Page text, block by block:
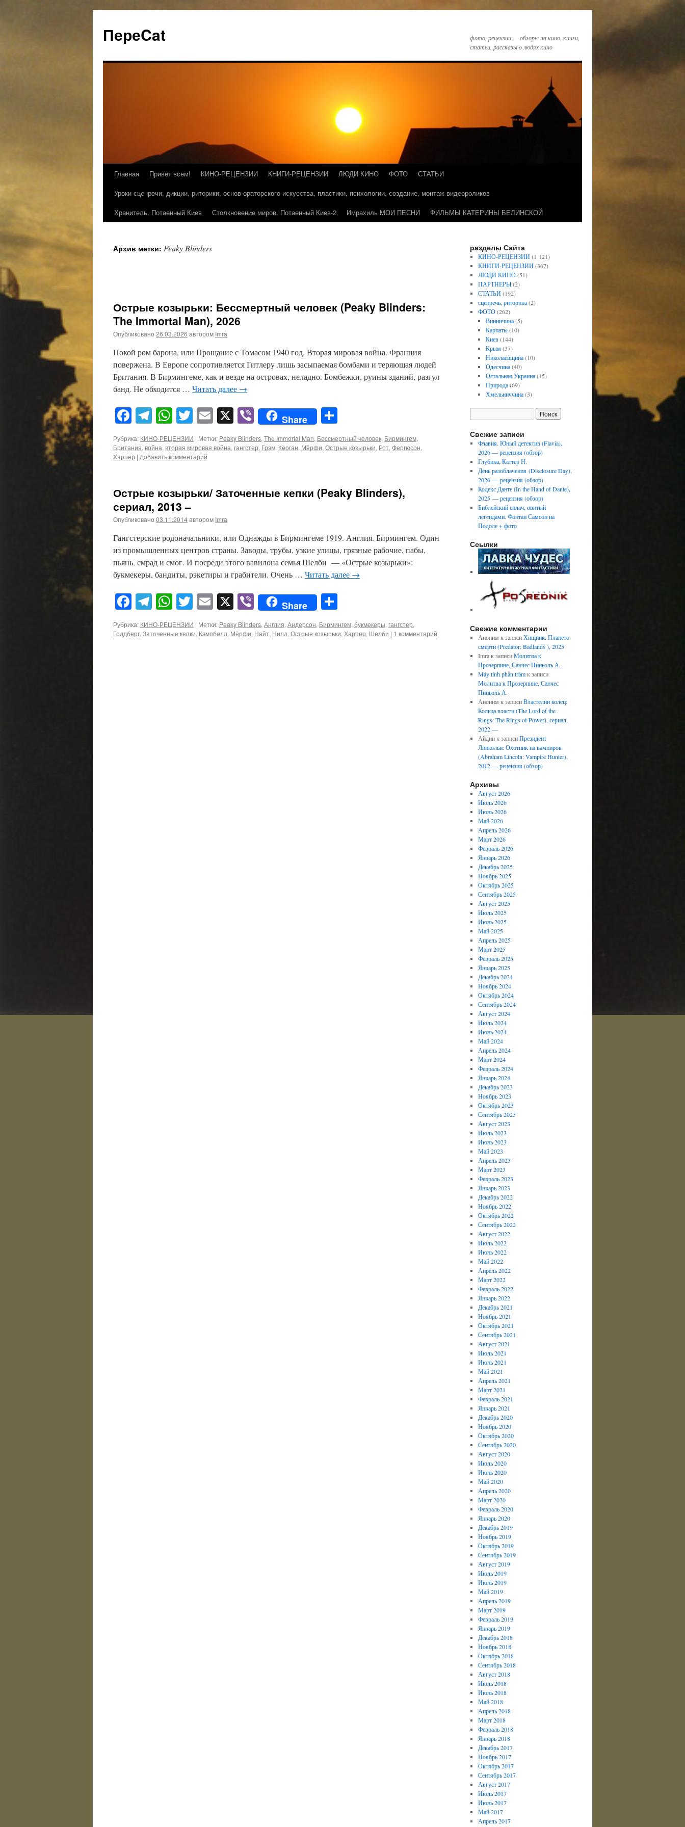
ПереCat
фото, рецензии — обзоры на кино, книги,
статьи, рассказы о людях кино
Главная Привет всем! КИНО-РЕЦЕНЗИИ КНИГИ-РЕЦЕНЗИИ ЛЮДИ КИНО ФОТО
СТАТЬИ
Уроки сценречи, дикции, риторики, основ ораторского искусства, пластики, психологии, создание, монтаж видеороликов
Хранитель. Потаенный Киев
Столкновение миров. Потаенный Киев-2 Имрахиль МОИ ПЕСНИ ФИЛЬМЫ КАТЕРИНЫ БЕЛИНСКОЙ
Архив метки: Peaky Blinders
Острые козырьки: Бессмертный человек (Peaky Blinders:
The Immortal Man), 2026
Опубликовано 26.03.2026 автором Imra
Покой ром барона, или Прощание с Томасом 1940 год. Вторая мировая война. Франция
повержена. В Европе сопротивляется Гитлеру лишь засыпаемая бомбами и теряющая людей
Британия. В Бирмингеме, как и везде на островах, неладно. Бомбежки, руины зданий, разгул
банд. Не обходится … Читать далее →
Facebook
Telegram
WhatsApp
Twitter
Email
X ViberShare
Рубрика: КИНО-РЕЦЕНЗИИ | Метки: Peaky Blinders,The Immortal Man, Бессмертный человек, Бирмингем,
Британия,война,вторая мировая война,гангстер, Грэм, Кеоган, Мёрфи,Острые козырьки, Рот,Фергюсон,
Харпер | Добавить комментарий
Острые козырьки/ Заточенные кепки (Peaky Blinders),
сериал, 2013 –
Опубликовано 03.11.2014автором Imra
Гангстерские родоначальники, или Однажды в Бирмингеме 1919. Англия. Бирмингем. Один
из промышленных центров страны. Заводы, трубы, узкие улицы, грязные рабочие, пабы,
пьянь, смрад и смог. И посреди этого вавилона семья Шелби — «Острые козырьки»:
букмекеры, бандиты, рэкетиры и грабители. Очень … Читать далее →
Facebook
Telegram
WhatsApp
Twitter
Email
X ViberShare
Рубрика: КИНО-РЕЦЕНЗИИ | Метки: Peaky Blinders, Англия, Андерсон, Бирмингем, букмекеры, гангстер,
Голдберг, Заточенные кепки, Кэмпбелл, Мёрфи, Найт, Нилл, Острые козырьки, Харпер, Шелби | 1 комментарий
разделы Сайта
КИНО-РЕЦЕНЗИИ(1 121)
КНИГИ-РЕЦЕНЗИИ(367)
ЛЮДИ КИНО(51)
ПАРТНЕРЫ(2)
СТАТЬИ(192)
сценречь, риторика(2)
ФОТО(262)
Винничина(5)
Карпаты(10)
Киев(144)
Крым(37)
Николаевщина(10)
Одесчина(40)
Остальная Украина(15)
Природа(69)
Хмельниччина(3)
Свежие записи
Флавия. Юный детектив (Flavia),
2026 — рецензия (обзор)
Глубина, Каттер Н.
День разоблачения (Disclosure Day),
2026 — рецензия (обзор)
Кодекс Данте (In the Hand of Dante),
2025 — рецензия (обзор)
Библейский силач, овитый
легендами. Фонтан Самсон на
Подоле + фото
Ссылки
Свежие комментарии
Аноним к записиХищник: Планета
смерти (Predator: Badlands ), 2025
Imraк записиМолитва к
Прозерпине, Санчес Пиньоль А.
Máy tính phần trămк записи
Молитва к Прозерпине, Санчес
Пиньоль А.
Аноним к записиВластелин колец:
Кольца власти (The Lord of the
Rings: The Rings of Power), сериал,
2022 —
Айдинк записиПрезидент
Линкольн: Охотник на вампиров
(Abraham Lincoln: Vampire Hunter),
2012 — рецензия (обзор)
Архивы
Август 2026
Июль 2026
Июнь 2026
Май 2026
Апрель 2026
Март 2026
Февраль 2026
Январь 2026
Декабрь 2025
Ноябрь 2025
Октябрь 2025
Сентябрь 2025
Август 2025
Июль 2025
Июнь 2025
Май 2025
Апрель 2025
Март 2025
Февраль 2025
Январь 2025
Декабрь 2024
Ноябрь 2024
Октябрь 2024
Сентябрь 2024
Август 2024
Июль 2024
Июнь 2024
Май 2024
Апрель 2024
Март 2024
Февраль 2024
Январь 2024
Декабрь 2023
Ноябрь 2023
Октябрь 2023
Сентябрь 2023
Август 2023
Июль 2023
Июнь 2023
Май 2023
Апрель 2023
Март 2023
Февраль 2023
Январь 2023
Декабрь 2022
Ноябрь 2022
Октябрь 2022
Сентябрь 2022
Август 2022
Июль 2022
Июнь 2022
Май 2022
Апрель 2022
Март 2022
Февраль 2022
Январь 2022
Декабрь 2021
Ноябрь 2021
Октябрь 2021
Сентябрь 2021
Август 2021
Июль 2021
Июнь 2021
Май 2021
Апрель 2021
Март 2021
Февраль 2021
Январь 2021
Декабрь 2020
Ноябрь 2020
Октябрь 2020
Сентябрь 2020
Август 2020
Июль 2020
Июнь 2020
Май 2020
Апрель 2020
Март 2020
Февраль 2020
Январь 2020
Декабрь 2019
Ноябрь 2019
Октябрь 2019
Сентябрь 2019
Август 2019
Июль 2019
Июнь 2019
Май 2019
Апрель 2019
Март 2019
Февраль 2019
Январь 2019
Декабрь 2018
Ноябрь 2018
Октябрь 2018
Сентябрь 2018
Август 2018
Июль 2018
Июнь 2018
Май 2018
Апрель 2018
Март 2018
Февраль 2018
Январь 2018
Декабрь 2017
Ноябрь 2017
Октябрь 2017
Сентябрь 2017
Август 2017
Июль 2017
Июнь 2017
Май 2017
Апрель 2017